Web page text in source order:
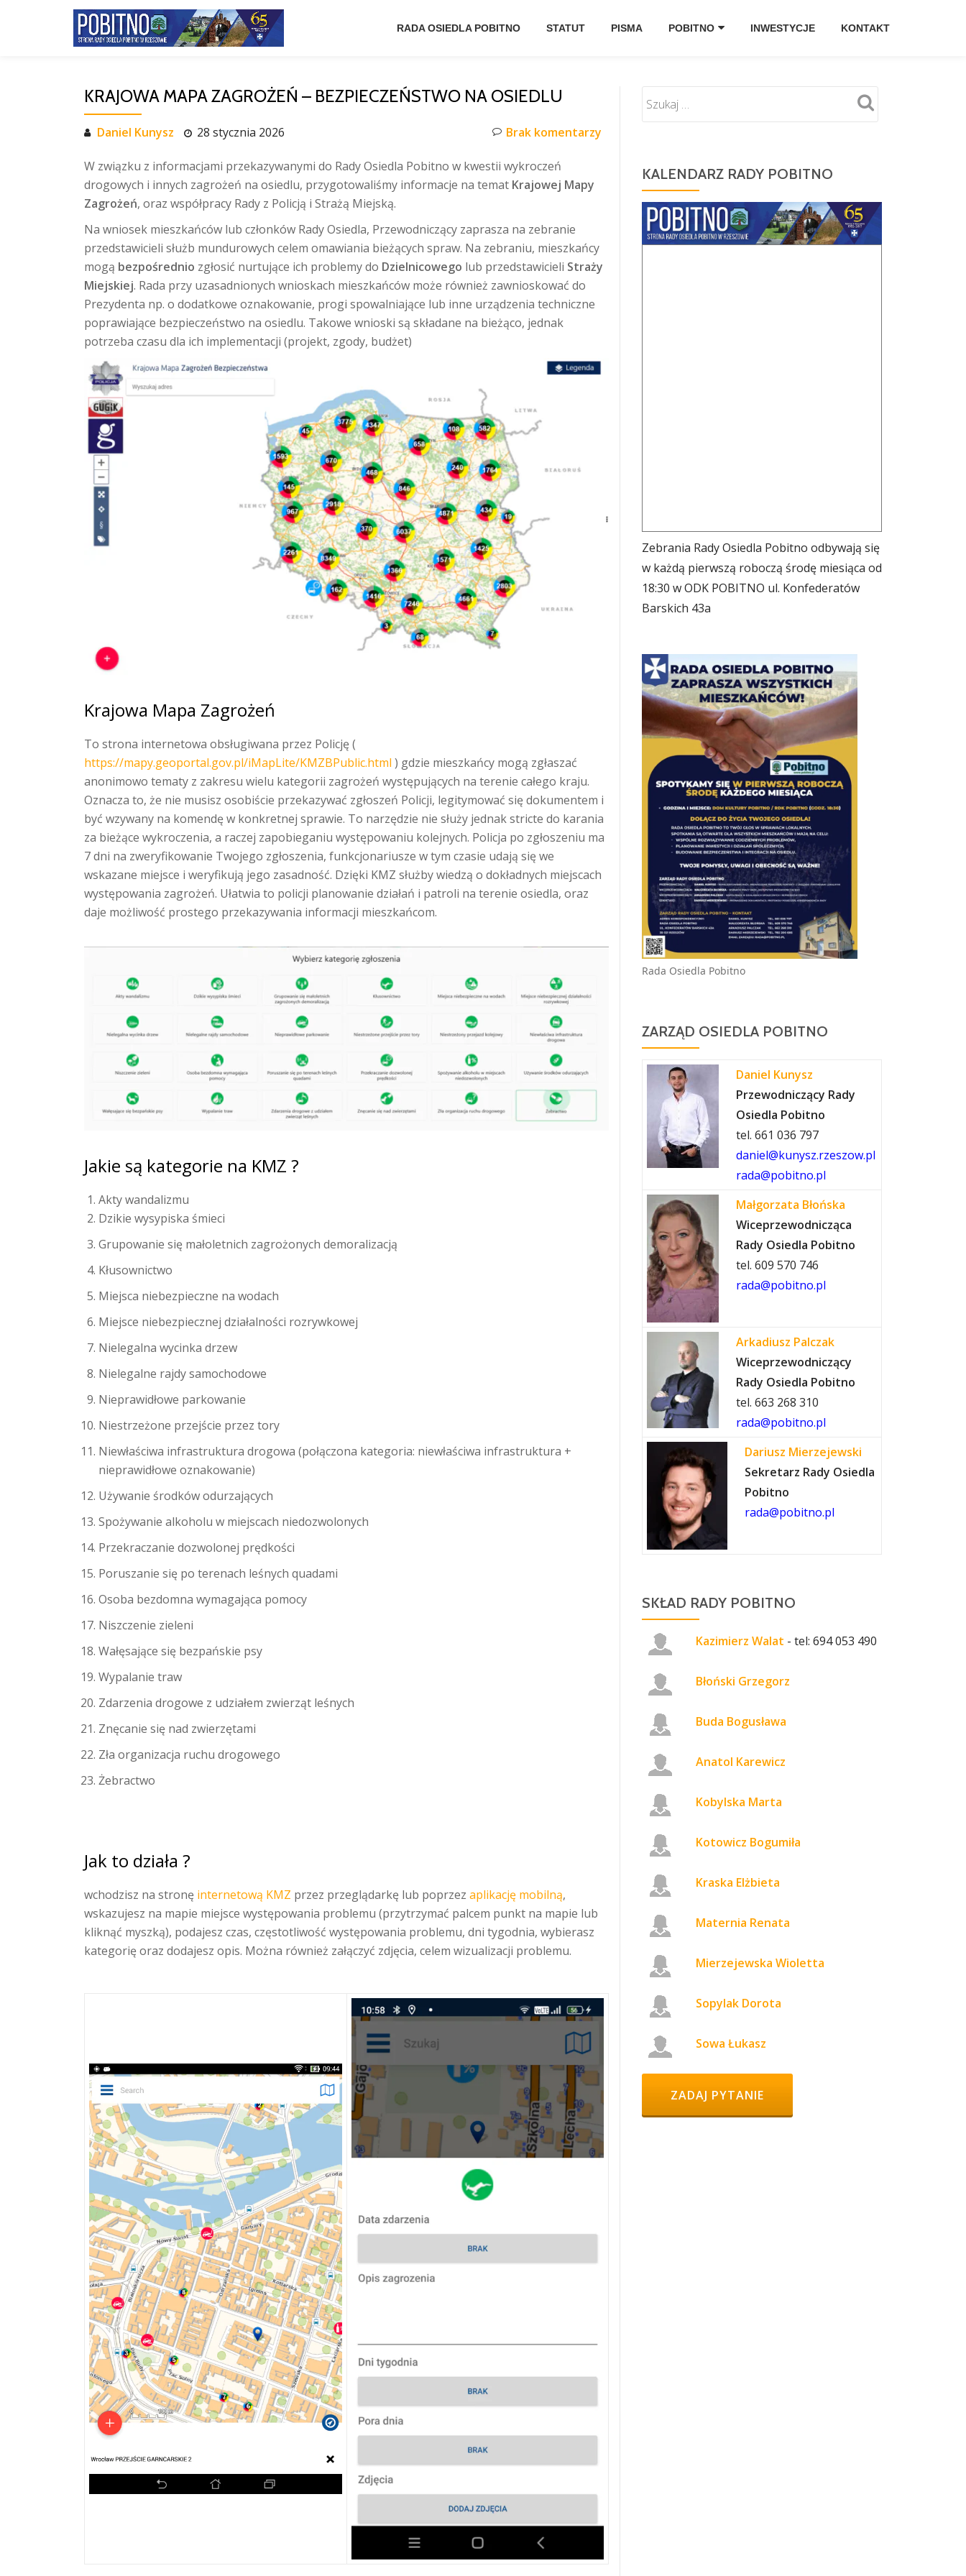
RADA OSIEDLA POBITNO STATUT PISMA POBITNO INWESTYCJE KONTAKT
KRAJOWA MAPA ZAGROŻEŃ – BEZPIECZEŃSTWO NA OSIEDLU
Daniel Kunysz 28 stycznia 2026 Brak komentarzy
W związku z informacjami przekazywanymi do Rady Osiedla Pobitno w kwestii wykroczeń
drogowych i innych zagrożeń na osiedlu, przygotowaliśmy informacje na temat Krajowej Mapy
Zagrożeń, oraz współpracy Rady z Policją i Strażą Miejską.
Na wniosek mieszkańców lub członków Rady Osiedla, Przewodniczący zaprasza na zebranie
przedstawicieli służb mundurowych celem omawiania bieżących spraw. Na zebraniu, mieszkańcy
mogą bezpośrednio zgłosić nurtujące ich problemy do Dzielnicowego lub przedstawicieli Straży
Miejskiej. Rada przy uzasadnionych wnioskach mieszkańców może również zawnioskować do
Prezydenta np. o dodatkowe oznakowanie, progi spowalniające lub inne urządzenia techniczne
poprawiające bezpieczeństwo na osiedlu. Takowe wnioski są składane na bieżąco, jednak
potrzeba czasu dla ich implementacji (projekt, zgody, budżet)
Krajowa Mapa Zagrożeń
To strona internetowa obsługiwana przez Policję (
https://mapy.geoportal.gov.pl/iMapLite/KMZBPublic.html ) gdzie mieszkańcy mogą zgłaszać
anonimowo tematy z zakresu wielu kategorii zagrożeń występujących na terenie całego kraju.
Oznacza to, że nie musisz osobiście przekazywać zgłoszeń Policji, legitymować się dokumentem i
być wzywany na komendę w konkretnej sprawie. To narzędzie nie służy jednak stricte do karania
za bieżące wykroczenia, a raczej zapobieganiu występowaniu kolejnych. Policja po zgłoszeniu ma
7 dni na zweryfikowanie Twojego zgłoszenia, funkcjonariusze w tym czasie udają się we
wskazane miejsce i weryfikują jego zasadność. Dzięki KMZ służby wiedzą o dokładnych miejscach
występowania zagrożeń. Ułatwia to policji planowanie działań i patroli na terenie osiedla, oraz
daje możliwość prostego przekazywania informacji mieszkańcom.
Jakie są kategorie na KMZ ?
Akty wandalizmu
Dzikie wysypiska śmieci
Grupowanie się małoletnich zagrożonych demoralizacją
Kłusownictwo
Miejsca niebezpieczne na wodach
Miejsce niebezpiecznej działalności rozrywkowej
Nielegalna wycinka drzew
Nielegalne rajdy samochodowe
Nieprawidłowe parkowanie
Niestrzeżone przejście przez tory
Niewłaściwa infrastruktura drogowa (połączona kategoria: niewłaściwa infrastruktura +
nieprawidłowe oznakowanie)
Używanie środków odurzających
Spożywanie alkoholu w miejscach niedozwolonych
Przekraczanie dozwolonej prędkości
Poruszanie się po terenach leśnych quadami
Osoba bezdomna wymagająca pomocy
Niszczenie zieleni
Wałęsające się bezpańskie psy
Wypalanie traw
Zdarzenia drogowe z udziałem zwierząt leśnych
Znęcanie się nad zwierzętami
Zła organizacja ruchu drogowego
Żebractwo
Jak to działa ?
wchodzisz na stronę internetową KMZ przez przeglądarkę lub poprzez aplikację mobilną,
wskazujesz na mapie miejsce występowania problemu (przytrzymać palcem punkt na mapie lub
kliknąć myszką), podajesz czas, częstotliwość występowania problemu, dni tygodnia, wybierasz
kategorię oraz dodajesz opis. Można również załączyć zdjęcia, celem wizualizacji problemu.
KALENDARZ RADY POBITNO
Zebrania Rady Osiedla Pobitno odbywają się
w każdą pierwszą roboczą środę miesiąca od
18:30 w ODK POBITNO ul. Konfederatów
Barskich 43a
Rada Osiedla Pobitno
ZARZĄD OSIEDLA POBITNO
Daniel Kunysz
Przewodniczący Rady
Osiedla Pobitno
tel. 661 036 797
daniel@kunysz.rzeszow.pl
rada@pobitno.pl
Małgorzata Błońska
Wiceprzewodnicząca
Rady Osiedla Pobitno
tel. 609 570 746
rada@pobitno.pl
Arkadiusz Palczak
Wiceprzewodniczący
Rady Osiedla Pobitno
tel. 663 268 310
rada@pobitno.pl
Dariusz Mierzejewski
Sekretarz Rady Osiedla
Pobitno
rada@pobitno.pl
SKŁAD RADY POBITNO
Kazimierz Walat - tel: 694 053 490
Błoński Grzegorz
Buda Bogusława
Anatol Karewicz
Kobylska Marta
Kotowicz Bogumiła
Kraska Elżbieta
Maternia Renata
Mierzejewska Wioletta
Sopylak Dorota
Sowa Łukasz
HEADER BUTTON LABEL:GET STARTED
ZADAJ PYTANIE